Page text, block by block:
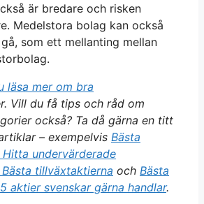
är bredare och risken
Medelstora bolag kan också
som ett mellanting mellan
läsa mer om bra
Vill du få tips och råd om
också? Ta då gärna en titt
– exempelvis Bästa
undervärderade
tillväxtaktierna och Bästa
aktier svenskar gärna handlar.